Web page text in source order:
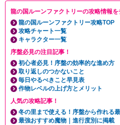
龍の国ルーンファクトリーの攻略情報を
龍の国ルーンファクトリー攻略TOP
攻略チャート一覧
キャラクター一覧
序盤必見の注目記事！
初心者必見！序盤の効率的な進め方
取り返しのつかないこと
毎日やるべきこと早見表
作物レベルの上げ方とメリット
人気の攻略記事！
冬の里まで使える！序盤から作れる
最強おすすめ魔物｜進行度別に掲載